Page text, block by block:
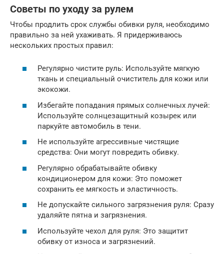
Советы по уходу за рулем
Чтобы продлить срок службы обивки руля, необходимо
правильно за ней ухаживать. Я придерживаюсь
нескольких простых правил:
Регулярно чистите руль: Используйте мягкую
ткань и специальный очиститель для кожи или
экокожи.
Избегайте попадания прямых солнечных лучей:
Используйте солнцезащитный козырек или
паркуйте автомобиль в тени.
Не используйте агрессивные чистящие
средства: Они могут повредить обивку.
Регулярно обрабатывайте обивку
кондиционером для кожи: Это поможет
сохранить ее мягкость и эластичность.
Не допускайте сильного загрязнения руля: Сразу
удаляйте пятна и загрязнения.
Используйте чехол для руля: Это защитит
обивку от износа и загрязнений.